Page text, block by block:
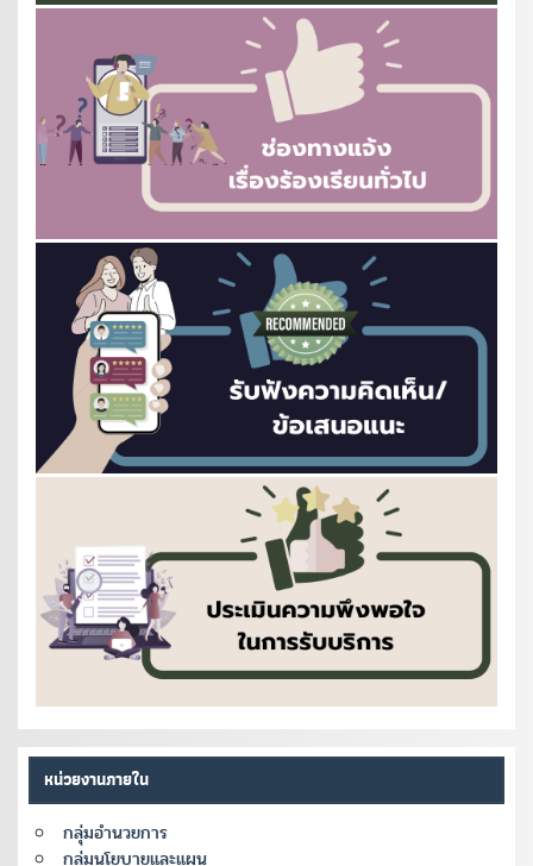
หน่วยงานภายใน
กลุ่มอำนวยการ
กลุ่มนโยบายและแผน